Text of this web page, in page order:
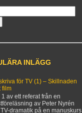
INLÄGG
för TV (1) – Skillnaden
film
av ett referat från en
av Peter Nyrén
dramatik på en manuskurs